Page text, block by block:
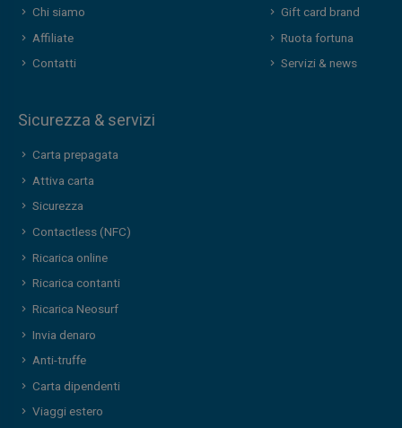
Chi siamo
Affiliate
Contatti
Gift card brand
Ruota fortuna
Servizi & news
Sicurezza & servizi
Carta prepagata
Attiva carta
Sicurezza
Contactless (NFC)
Ricarica online
Ricarica contanti
Ricarica Neosurf
Invia denaro
Anti-truffe
Carta dipendenti
Viaggi estero